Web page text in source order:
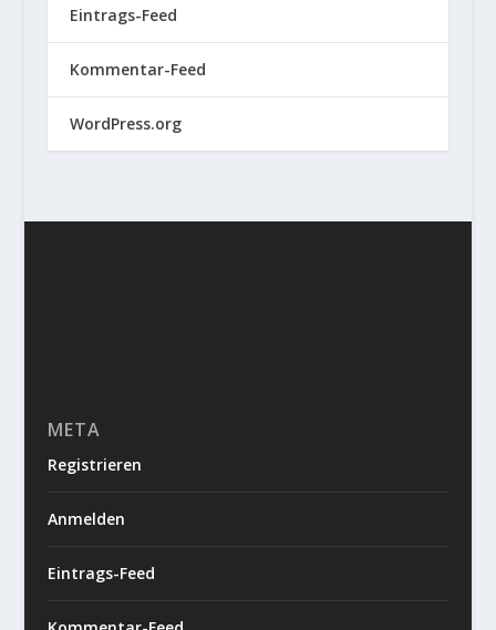
Eintrags-Feed
Kommentar-Feed
WordPress.org
META
Registrieren
Anmelden
Eintrags-Feed